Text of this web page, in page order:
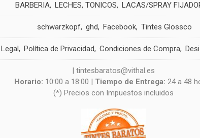
BARBERIA
LECHES, TONICOS LACAS/SPRAY
schwarzkopf ghd Facebook Tintes Glossco
Política de Privacidad Condiciones de Compra
| tintesbaratos@vithal.es
Horario: 10:00 a 18:00 | Tiempo de Entrega: 24 a 48
(*) Precios con Impuestos incluidos